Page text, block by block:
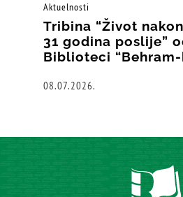
Aktuelnosti
Tribina “Život
31 godina poslije”
Biblioteci “Behram-
08.07.2026.